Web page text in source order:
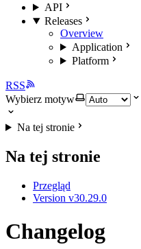
API
Releases
Overview
Application
Platform
RSS
Wybierz motyw
Na tej stronie
Na tej stronie
Przegląd
Version v30.29.0
Changelog